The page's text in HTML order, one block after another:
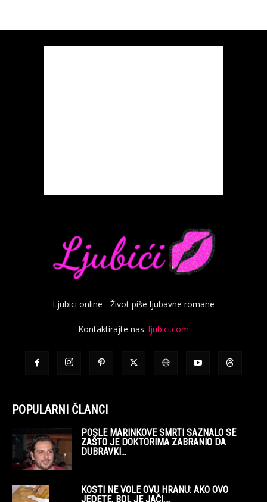
Ljubici online - Život piše ljubavne romane
Kontaktirajte nas: ljubici.com
POPULARNI ČLANCI
POSLE MARINKOVE SMRTI SAZNALO SE
ZAŠTO JE DOKTORIMA ZABRANIO DA
DUBRAVKI...
KOSTI NE VOLE OVU HRANU: AKO OVO
JEDETE, BOL JE JAČI,...